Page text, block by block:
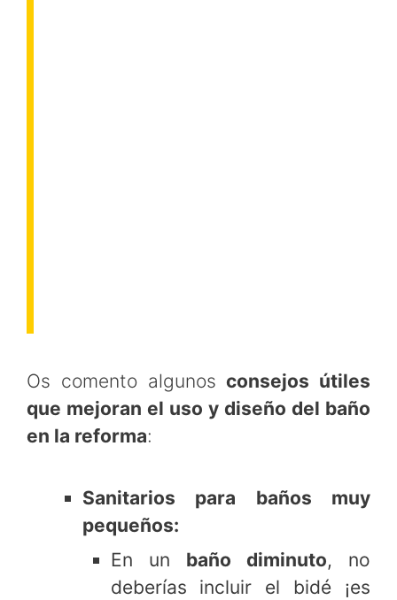
Os comento algunosconsejos útiles
que mejoran el uso y diseño del baño
en la reforma:
Sanitarios para baños muy
pequeños:
En un baño diminuto, no
deberías incluir el bidé ¡es